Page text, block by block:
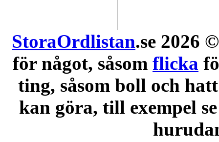
StoraOrdlistan.se 2026
för något, såsom flicka
ting, såsom boll och
kan göra, till exempel